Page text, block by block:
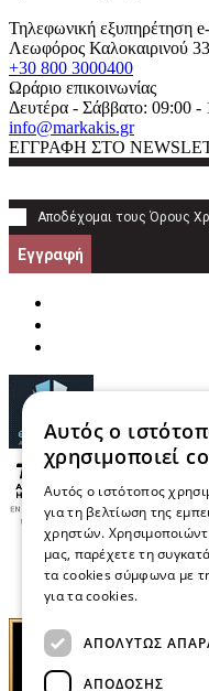
Τηλεφωνική εξυπηρέτηση
Λεωφόρος Καλοκαιρινού 33
+30 800 3000400
Ωράριο επικοινωνίας
Δευτέρα - Σάββατο: 09:00 -
info@markakis.gr
ΕΓΓΡΑΦΗ ΣΤΟ
Αποδέχομαι τους Όρους
Εγγραφή
Αυτός ο
χρησιμοποιεί
Αυτός ο ιστότοπος
για τη βελτίωση της
χρηστών.
μας, παρέχετε τη
τα cookies σύμφωνα με
για τα cookies.
ΑΠΟΛΎΤΩΣ
ΑΠΌΔΟΣΗΣ